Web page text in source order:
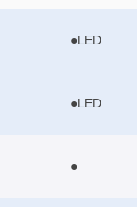
●LED
●LED
●